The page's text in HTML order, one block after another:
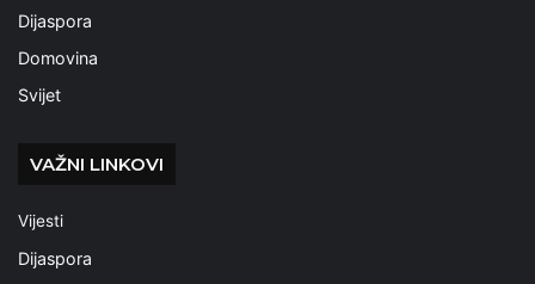
Dijaspora
Domovina
Svijet
VAŽNI LINKOVI
Vijesti
Dijaspora